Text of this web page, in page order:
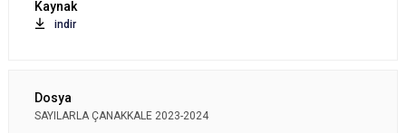
indir
SAYILARLA ÇANAKKALE 2023-2024